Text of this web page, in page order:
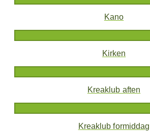
Kano
Kirken
Kreaklub aften
Kreaklub formiddag